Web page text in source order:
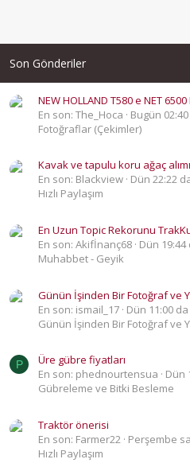
Son Gönderiler
NEW HOLLAND T580 e NET 6500
En son: The_Hoca
Bugün 02:40
Fotoğraflar (Çekimler)
Kavak ve tapulu koru ağaç alımı
En son: Blackview Dün 22:22
Hızlı Paylaşım
En Uzun Topic Rekorunu
En son: Akifİnanç68 Dün 19:44
Muhabbet - Geyik
Günün İşinden Bir Fotoğraf ve
En son: ismail_17 Dün 11:00 da
Günün İşinden Bir Fotoğraf ve
P
Üre gübre fiyatları
En son: phednourtensua
Dün
Gübreleme ve Bitki Besleme
Traktör önerisi
En son: Farmer22 Perşembe
Hızlı Paylaşım